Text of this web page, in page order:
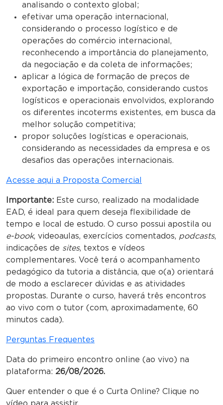
analisando o contexto global;
efetivar uma operação internacional,
considerando o processo logístico e de
operações do comércio internacional,
reconhecendo a importância do planejamento,
da negociação e da coleta de informações;
aplicar a lógica de formação de preços de
exportação e importação, considerando custos
logísticos e operacionais envolvidos, explorando
os diferentes incoterms existentes, em busca da
melhor solução competitiva;
propor soluções logísticas e operacionais,
considerando as necessidades da empresa e os
desafios das operações internacionais.
Acesse aqui a Proposta Comercial
Importante: Este curso, realizado na modalidade
EAD, é ideal para quem deseja flexibilidade de
tempo e local de estudo. O curso possui apostila ou
e-book, videoaulas, exercícios comentados, podcasts,
indicações de sites, textos e vídeos
complementares. Você terá o acompanhamento
pedagógico da tutoria a distância, que o(a) orientará
de modo a esclarecer dúvidas e as atividades
propostas. Durante o curso, haverá três encontros
ao vivo com o tutor (com, aproximadamente, 60
minutos cada).
Perguntas Frequentes
Data do primeiro encontro online (ao vivo) na
plataforma: 26/08/2026.
Quer entender o que é o Curta Online? Clique no
vídeo para assistir.